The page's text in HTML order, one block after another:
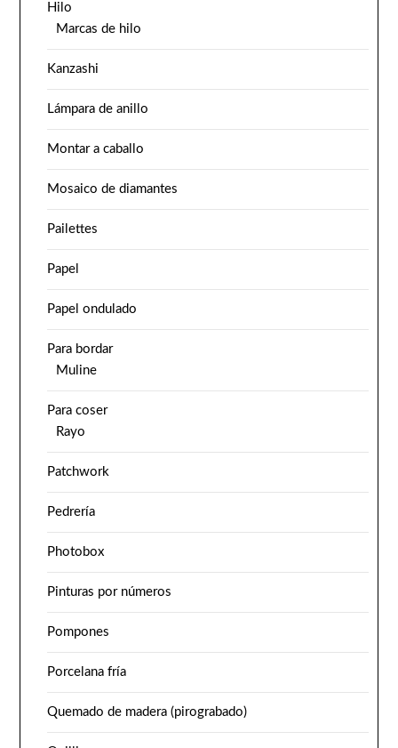
Hilo
Marcas de hilo
Kanzashi
Lámpara de anillo
Montar a caballo
Mosaico de diamantes
Pailettes
Papel
Papel ondulado
Para bordar
Muline
Para coser
Rayo
Patchwork
Pedrería
Photobox
Pinturas por números
Pompones
Porcelana fría
Quemado de madera (pirograbado)